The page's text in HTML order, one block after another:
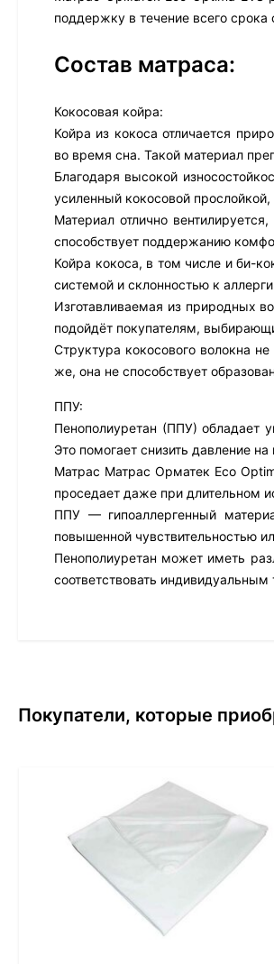
поддержку в течение всего
Состав матраса:
Кокосовая койра:
Койра из кокоса отличается
во время сна. Такой материал
Благодаря высокой
усиленный кокосовой
Материал отлично
способствует поддержанию
Койра кокоса, в том числе и би-
системой и склонностью к
Изготавливаемая из природных
подойдёт покупателям,
Структура кокосового волокна
же, она не способствует
ППУ:
Пенополиуретан (ППУ) обладает
Это помогает снизить давление
Матрас Матрас Орматек Eco
проседает даже при длительном
ППУ — гипоаллергенный
повышенной чувствительностью
Пенополиуретан может иметь
соответствовать
Покупатели, которые